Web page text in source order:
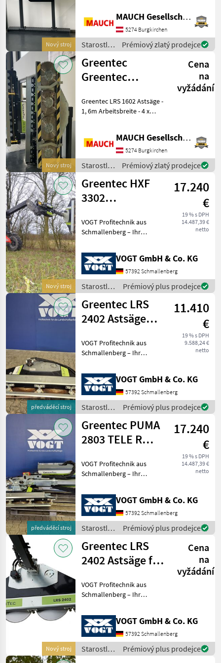
Fehrenbach
Relt
MARKETPLACE
Marketplace
Nabídky
prodejců
Inzeráty
Nový stroj
Hydraulické prepnutie z
prepravnej do pracovnej
polohy - Dosah: 1, 4
MAUCH Gesellschaft m.b.H. & Co.KG
5274 Burgkirchen
Starostlivosť
o stromy /
Greentec
Prémiový zlatý prodejce
Nový stroj
Greentec
Greentec
1602
Cena
na
vyžádání
Greentec LRS 1602 Astsäge -
1, 6m Arbeitsbreite - 4 x
Astdurchmesser - 110kg
druckloser
MAUCH Gesellschaft m.b.H. & Co.KG
5274 Burgkirchen
Starostlivosť
o stromy /
Greentec
Prémiový zlatý prodejce
Nový stroj
Greentec HXF
3302
/Multiträger
17.240
€
19 % s DPH
14.487,39 €
netto
VOGT Profitechnik aus
Schmallenberg – Ihr
professionelle
Landschaftspflegetechnik =
Mehrere VOGT-Standorte +
100 Servicepartner in
Deutsch
VOGT GmbH & Co. KG
57392 Schmallenberg
Starostlivosť
o stromy /
Greentec
Prémiový plus prodejce
předváděcí stroj
Greentec LRS
2402 Astsäge
Bagger
11.410
€
19 % s DPH
9.588,24 €
netto
VOGT Profitechnik aus
Schmallenberg – Ihr
professionelle
Landschaftspflegetechnik =
Mehrere VOGT-Standorte +
100 Servicepartner in
Deutsch
VOGT GmbH & Co. KG
57392 Schmallenberg
Starostlivosť
o stromy /
Greentec
Prémiový plus prodejce
předváděcí stroj
Greentec PUMA
2803 TELE R
inkl. LRS 1602
17.240
€
19 % s DPH
14.487,39 €
netto
VOGT Profitechnik aus
Schmallenberg – Ihr
professionelle
Landschaftspflegetechnik =
Mehrere VOGT-Standorte +
100 Servicepartner in
Deutsch
VOGT GmbH & Co. KG
57392 Schmallenberg
Starostlivosť
o stromy /
Greentec
Prémiový plus prodejce
Nový stroj
Greentec LRS
2402 Astsäge für
/Radlader
/Traktor
Cena
na
vyžádání
VOGT Profitechnik aus
Schmallenberg – Ihr
professionelle
Landschaftspflegetechnik =
Mehrere VOGT-Standorte +
100 Servicepartner in
Deutsch
VOGT GmbH & Co. KG
57392 Schmallenberg
Starostlivosť
o stromy /
Prémiový plus prodejce